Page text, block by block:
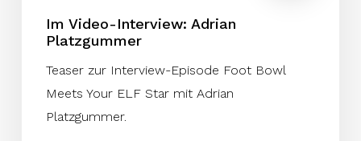
Im Video-Interview: Adrian
Platzgummer
Teaser zur Interview-Episode Foot Bowl
Meets Your ELF Star mit Adrian
Platzgummer.